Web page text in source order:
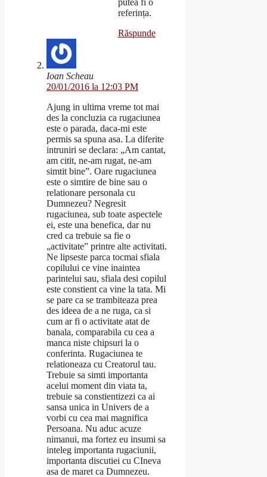
putea fi o
referința.
Răspunde
Ioan Scheau
20/01/2016 la 12:03 PM
Ajung in ultima vreme tot mai
des la concluzia ca rugaciunea
este o parada, daca-mi este
permis sa spuna asa. La diferite
intruniri se declara: „Am cantat,
am citit, ne-am rugat, ne-am
simtit bine”. Oare rugaciunea
este o simtire de bine sau o
relationare personala cu
Dumnezeu? Negresit
rugaciunea, sub toate aspectele
ei, este una benefica, dar nu
cred ca trebuie sa fie o
„activitate” printre alte activitati.
Ne lipseste parca tocmai sfiala
copilului ce vine inaintea
parintelui sau, sfiala desi copilul
este constient ca vine la tata. Mi
se pare ca se trambiteaza prea
des ideea de a ne ruga, ca si
cum ar fi o activitate atat de
banala, comparabila cu cea a
manca niste chipsuri la o
conferinta. Rugaciunea te
relationeaza cu Creatorul tau.
Trebuie sa simti importanta
acelui moment din viata ta,
trebuie sa constientizezi ca ai
sansa unica in Univers de a
vorbi cu cea mai magnifica
Persoana. Nu aduc acuze
nimanui, ma fortez eu insumi sa
inteleg importanta rugaciunii,
importanta discutiei cu CIneva
asa de maret ca Dumnezeu.